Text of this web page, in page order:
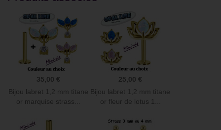
35,00 €
Bijou labret 1,2 mm titane
or marquise strass...
25,00 €
Bijou labret 1,2 mm titane
or fleur de lotus 1...